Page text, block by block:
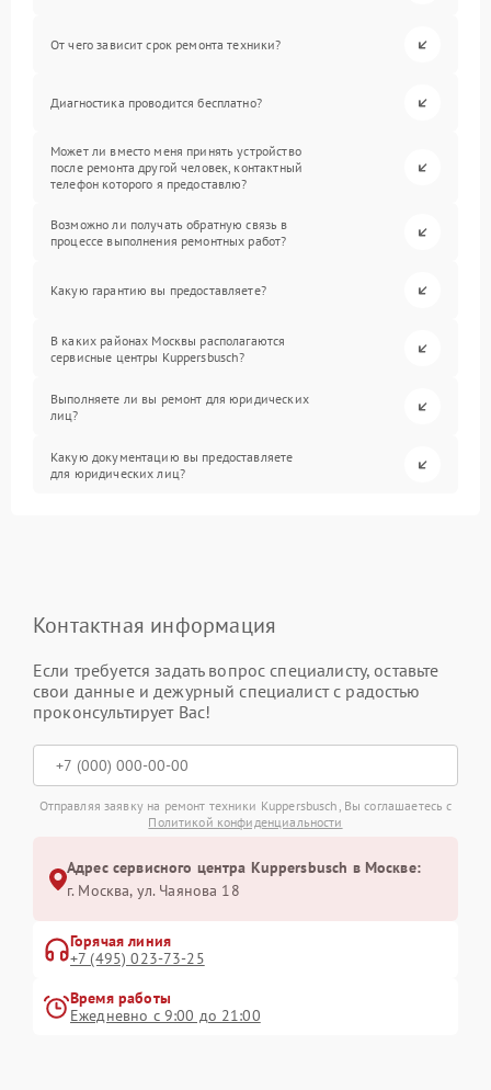
От чего зависит срок ремонта техники?
Диагностика проводится бесплатно?
Может ли вместо меня принять устройство
после ремонта другой человек, контактный
телефон которого я предоставлю?
Возможно ли получать обратную связь в
процессе выполнения ремонтных работ?
Какую гарантию вы предоставляете?
В каких районах Москвы располагаются
сервисные центры Kuppersbusch?
Выполняете ли вы ремонт для юридических
лиц?
Какую документацию вы предоставляете
для юридических лиц?
Контактная информация
Если требуется задать вопрос специалисту, оставьте
свои данные и дежурный специалист с радостью
проконсультирует Вас!
Отправляя заявку на ремонт техники Kuppersbusch, Вы соглашаетесь с
Политикой конфиденциальности
Адрес сервисного центра Kuppersbusch в Москве:
г. Москва, ул. Чаянова 18
Горячая линия
+7 (495) 023-73-25
Время работы
Ежедневно с 9:00 до 21:00